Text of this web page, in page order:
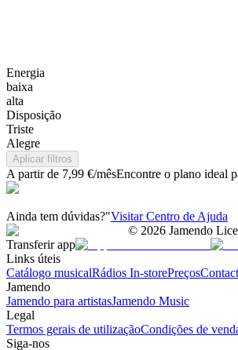
Energia
baixa
alta
Disposição
Triste
Alegre
Aplicar filtros
A partir de 7,99 €/mêsEncontre o plano ideal
Ainda tem dúvidas?"Visitar Centro de Ajuda
© 2026 Jamendo
Transferir app
Links úteis
Catálogo musicalRádios In-storePreços
Jamendo
Jamendo para artistasJamendo Music
Legal
Termos gerais de utilizaçãoCondições de
Siga-nos